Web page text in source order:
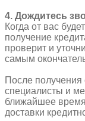
4. Дождитесь
Когда от вас
получение
проверит и
самым
После
специалисты и
ближайшее
доставки